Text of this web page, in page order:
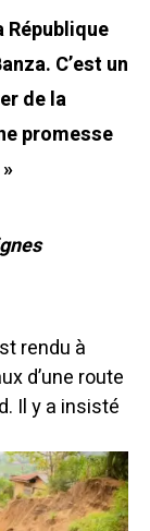
République
C’est un
de la
promesse
rendu à
d’une route
Il y a insisté